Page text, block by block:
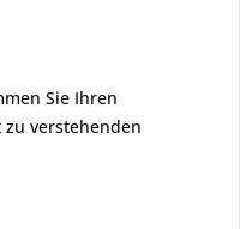
Sie Ihren
verstehenden